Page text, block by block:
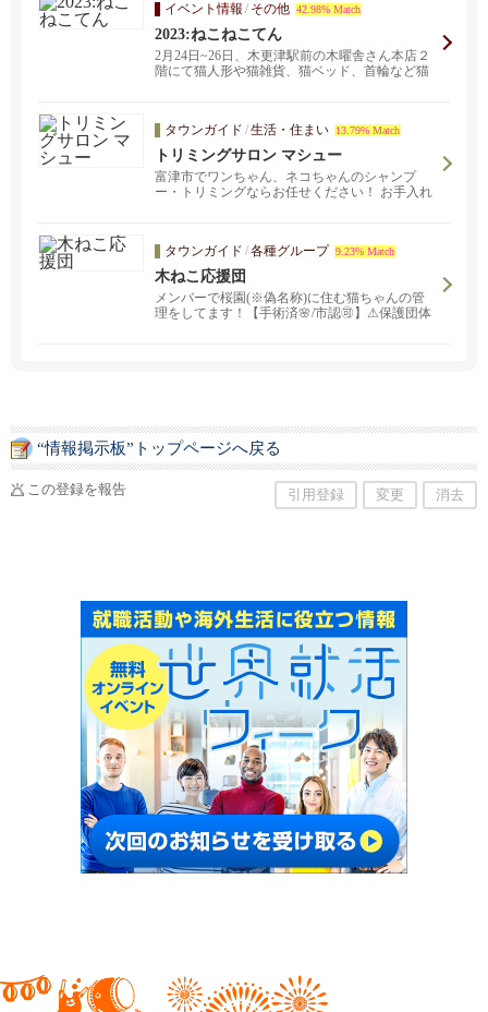
イベント情報 / その他 42.98% Match
2023:ねこねこてん
2月24日~26日、木更津駅前の木曜舎さん本店２
階にて猫人形や猫雑貨、猫ベッド、首輪など猫
タウンガイド /生活・住まい 13.79% Match
トリミングサロン マシュー
富津市でワンちゃん、ネコちゃんのシャンプ
ー・トリミングならお任せください！ お手入れ
タウンガイド /各種グループ 9.23% Match
木ねこ応援団
メンバーで桜園(※偽名称)に住む猫ちゃんの管
理をしてます！【手術済🌸/市認🉑】⚠保護団体
“情報掲示板”トップページへ戻る
この登録を報告 引用登録 変更 消去